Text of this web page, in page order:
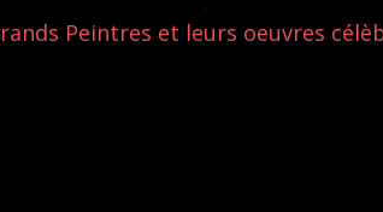
Peintres et leurs oeuvres